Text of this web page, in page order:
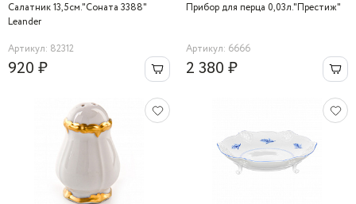
Салатник 13,5см."Соната 3388"
Leander
Артикул: 82312
920 ₽
Прибор для перца 0,03л."Престиж"
Артикул: 6666
2 380 ₽